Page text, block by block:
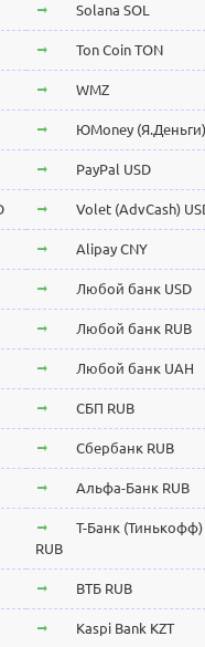
Solana SOL
Ton Coin TON
WMZ
ЮMoney (Я.Деньги)
PayPal USD
Volet (AdvCash)
Alipay CNY
Любой банк USD
Любой банк RUB
Любой банк UAH
СБП RUB
Сбербанк RUB
Альфа-Банк RUB
Т-Банк (Тинькофф)
RUB
ВТБ RUB
Kaspi Bank KZT